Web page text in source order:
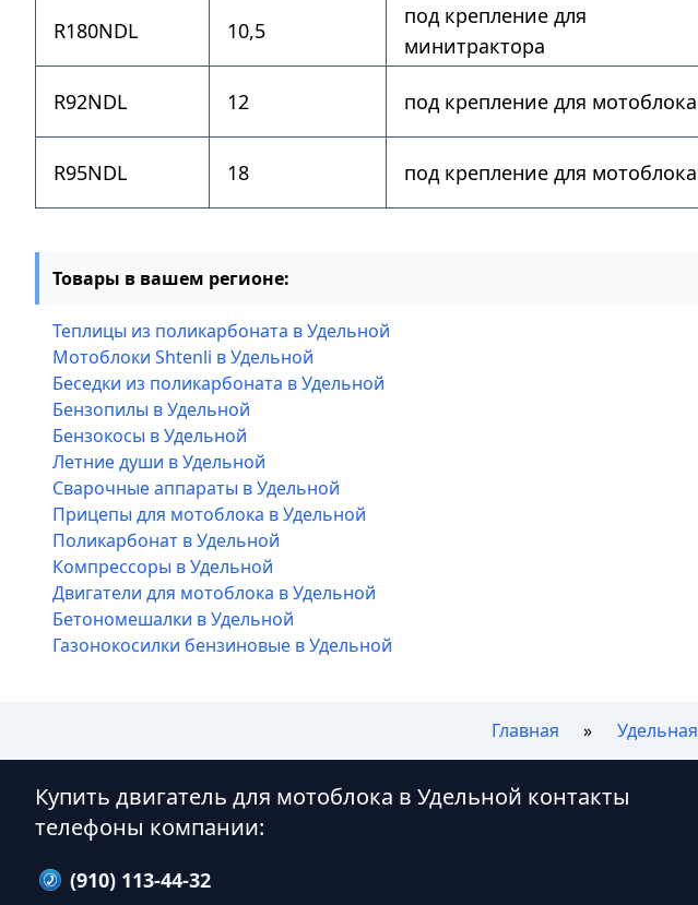
R180NDL 10,5
под крепление для
минитрактора
R92NDL 12 под крепление для мотоблока
R95NDL 18 под крепление для мотоблока
Товары в вашем регионе:
Теплицы из поликарбоната в Удельной
Мотоблоки Shtenli в Удельной
Беседки из поликарбоната в Удельной
Бензопилы в Удельной
Бензокосы в Удельной
Летние души в Удельной
Сварочные аппараты в Удельной
Прицепы для мотоблока в Удельной
Поликарбонат в Удельной
Компрессоры в Удельной
Двигатели для мотоблока в Удельной
Бетономешалки в Удельной
Газонокосилки бензиновые в Удельной
Главная Удельная
Купить двигатель для мотоблока в Удельной контакты
телефоны компании:
(910) 113-44-32